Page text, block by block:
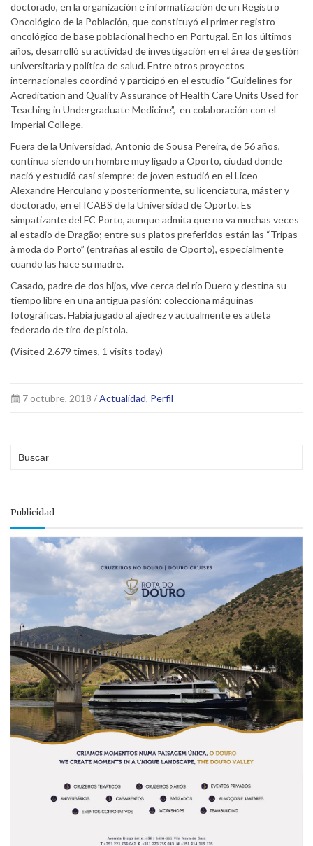
doctorado, en la organización e informatización de un Registro
Oncológico de la Población, que constituyó el primer registro
oncológico de base poblacional hecho en Portugal. En los últimos
años, desarrolló su actividad de investigación en el área de gestión
universitaria y política de salud. Entre otros proyectos
internacionales coordinó y participó en el estudio “Guidelines for
Acreditation and Quality Assurance of Health Care Units Used for
Teaching in Undergraduate Medicine”, en colaboración con el
Imperial College.
Fuera de la Universidad, Antonio de Sousa Pereira, de 56 años,
continua siendo un hombre muy ligado a Oporto, ciudad donde
nació y estudió casi siempre: de joven estudió en el Liceo
Alexandre Herculano y posteriormente, su licenciatura, máster y
doctorado, en el ICABS de la Universidad de Oporto. Es
simpatizante del FC Porto, aunque admita que no va muchas veces
al estadio de Dragão; entre sus platos preferidos están las “Tripas
à moda do Porto” (entrañas al estilo de Oporto), especialmente
cuando las hace su madre.
Casado, padre de dos hijos, vive cerca del río Duero y destina su
tiempo libre en una antigua pasión: colecciona máquinas
fotográficas. Había jugado al ajedrez y actualmente es atleta
federado de tiro de pistola.
(Visited 2.679 times, 1 visits today)
7 octubre, 2018 /Actualidad, Perfil
Publicidad